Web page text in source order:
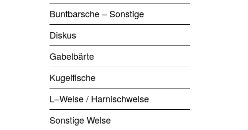
Buntbarsche – Sonstige
Diskus
Gabelbärte
Kugelfische
L–Welse / Harnischwelse
Sonstige Welse